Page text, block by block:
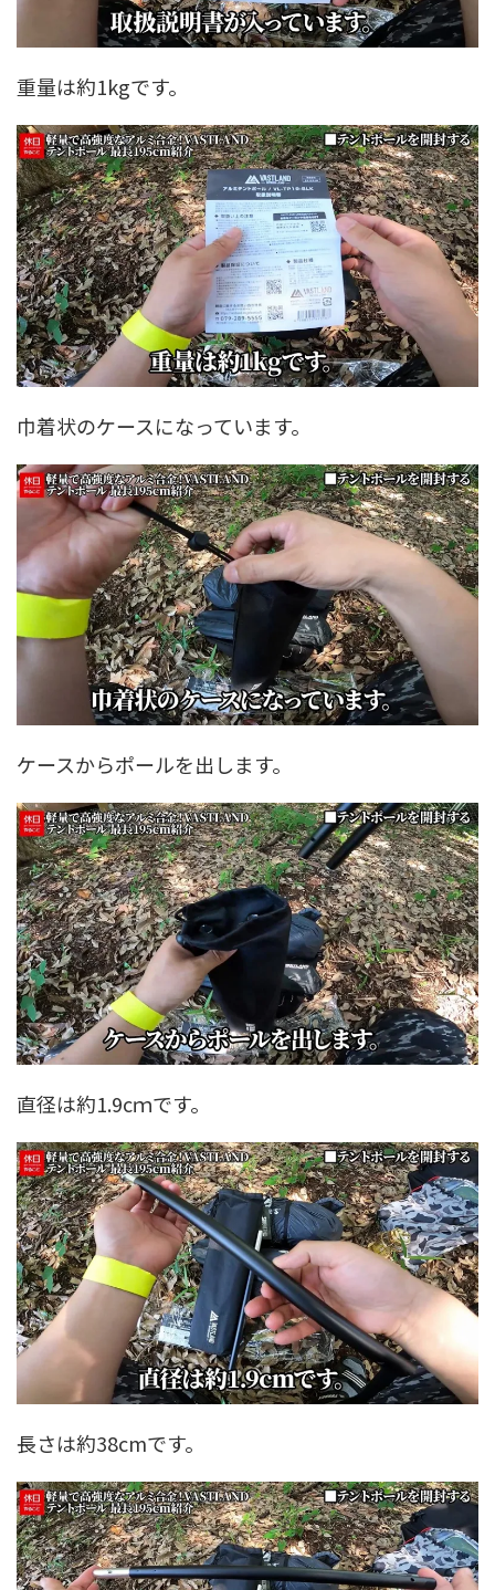
重量は約1kgです。
巾着状のケースになっています。
ケースからポールを出します。
直径は約1.9cｍです。
長さは約38cmです。